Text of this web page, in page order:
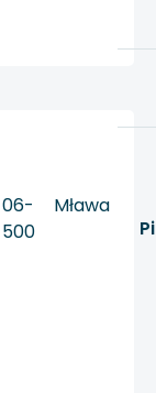
06-
500
Mława